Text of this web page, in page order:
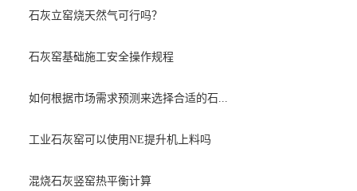
石灰立窑烧天然气可行吗？
石灰窑基础施工安全操作规程
如何根据市场需求预测来选择合适的石...
工业石灰窑可以使用NE提升机上料吗
混烧石灰竖窑热平衡计算